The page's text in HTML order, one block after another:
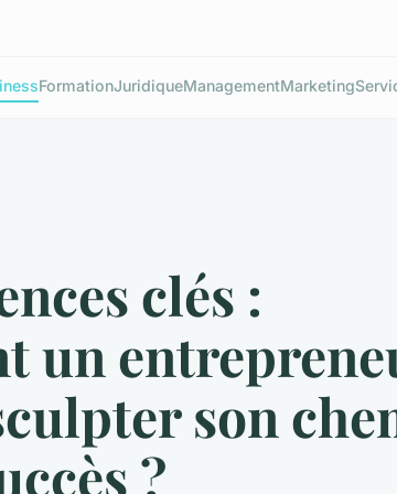
FormationJuridiqueManagementMarketing
clés :
un
son
?